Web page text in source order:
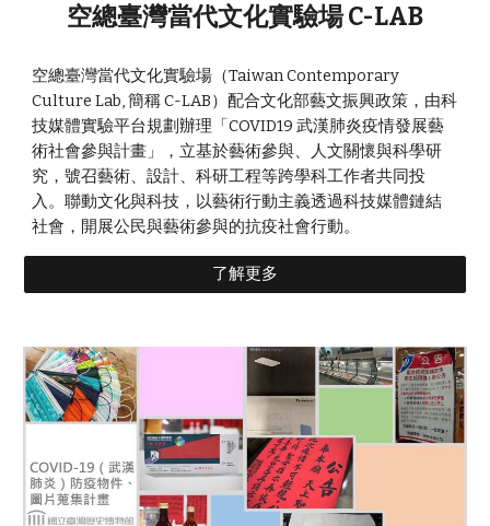
空總臺灣當代文化實驗場 C-LAB
空總臺灣當代文化實驗場（Taiwan Contemporary
Culture Lab, 簡稱 C-LAB）配合文化部藝文振興政策，由科
技媒體實驗平台規劃辦理「COVID19 武漢肺炎疫情發展藝
術社會參與計畫」，立基於藝術參與、人文關懷與科學研
究，號召藝術、設計、科研工程等跨學科工作者共同投
入。聯動文化與科技，以藝術行動主義透過科技媒體鏈結
社會，開展公民與藝術參與的抗疫社會行動。
了解更多